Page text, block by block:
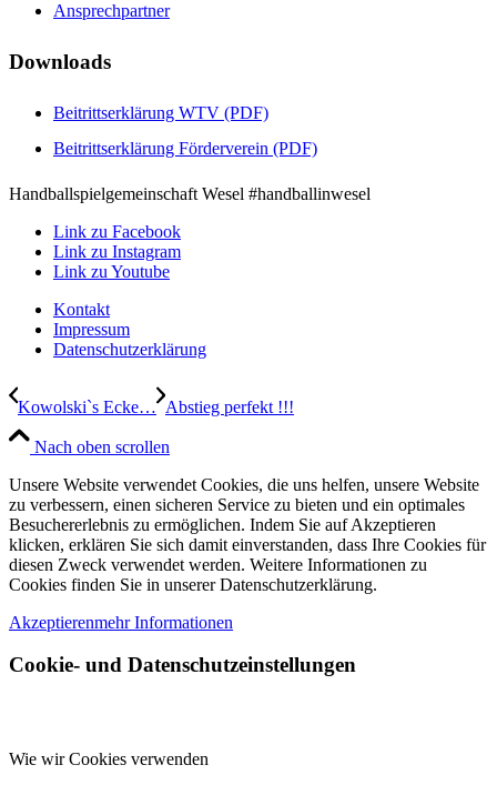
Ansprechpartner
Downloads
Beitrittserklärung WTV (PDF)
Beitrittserklärung Förderverein (PDF)
Handballspielgemeinschaft Wesel #handballinwesel
Link zu Facebook
Link zu Instagram
Link zu Youtube
Kontakt
Impressum
Datenschutzerklärung
Kowolski`s Ecke… Abstieg perfekt !!!
Nach oben scrollen
Unsere Website verwendet Cookies, die uns helfen, unsere Website
zu verbessern, einen sicheren Service zu bieten und ein optimales
Besuchererlebnis zu ermöglichen. Indem Sie auf Akzeptieren
klicken, erklären Sie sich damit einverstanden, dass Ihre Cookies für
diesen Zweck verwendet werden. Weitere Informationen zu
Cookies finden Sie in unserer Datenschutzerklärung.
Akzeptierenmehr Informationen
Cookie- und Datenschutzeinstellungen
Wie wir Cookies verwenden